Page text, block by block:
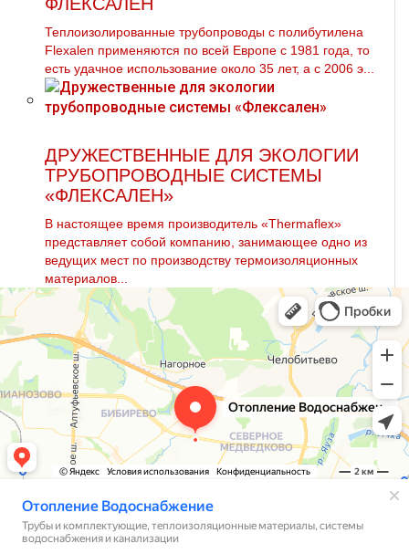
Теплоизолированные трубопроводы с полибутилена
Flexalen применяются по всей Европе с 1981 года, то
есть удачное использование около 35 лет, а с 2006 э...
ДРУЖЕСТВЕННЫЕ ДЛЯ ЭКОЛОГИИ
ТРУБОПРОВОДНЫЕ СИСТЕМЫ
«ФЛЕКСАЛЕН»
В настоящее время производитель «Thermaflex»
представляет собой компанию, занимающее одно из
ведущих мест по производству термоизоляционных
материалов...